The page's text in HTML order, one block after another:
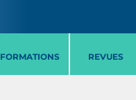
FORMATIONS REVUES